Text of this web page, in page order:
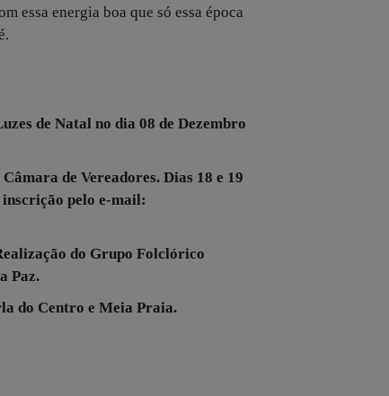
essa energia boa que só essa época
de Natal no dia 08 de Dezembro
de Vereadores. Dias 18 e 19
inscrição pelo e-mail:
do Grupo Folclórico
Paz.
do Centro e Meia Praia.